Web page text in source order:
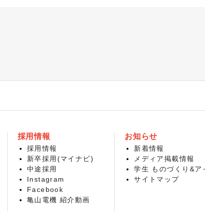
採用情報
採用情報
新卒採用(マイナビ)
中途採用
Instagram
Facebook
亀山電機 紹介動画
お知らせ
新着情報
メディア掲載情報
学生 ものづくり&ア
サイトマップ